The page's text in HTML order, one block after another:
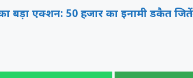
बड़ा एक्शन: 50 हजार का इनामी डकैत